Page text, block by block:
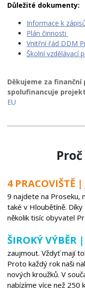
Důležité dokumenty:
Informace k
Plán činnosti
Vnitřní řád DDM
Školní vzdělávací
Děkujeme za finanční
spolufinancuje
EU
4 PRACOVIŠTĚ |
9 najdete na Proseku,
také v Hloubětíně.
několik tisíc obyvatel
ŠIROKÝ VÝBĚR |
zaujmout. Vždyť mají
Proto každý rok naši
nových kroužků. V
nabízíme více než 250